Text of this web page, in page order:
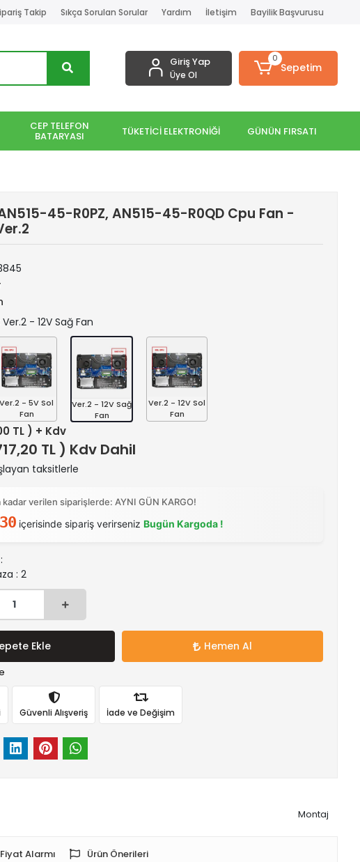
Takip Sıkça Sorulan Sorular Yardım İletişim Bayilik Başvurusu
Giriş Yap
Üye Ol
0
Sepetim
CEP TELEFON
BATARYASI TÜKETİCİ ELEKTRONİĞİ GÜNÜN FIRSATI
45-R0PZ, AN515-45-R0QD Cpu Fan -
- 12V Sağ Fan
Ver.2 - 5V Sol
Fan
Ver.2 - 12V Sağ
Fan
Ver.2 - 12V Sol
Fan
TL ) + Kdv
TL ) Kdv Dahil
taksitlerle
kadar verilen siparişlerde: AYNI GÜN KARGO!
içerisinde sipariş verirseniz Bugün Kargoda !
: 2
Ekle Hemen Al
Güvenli Alışveriş İade ve Değişim
Montaj
Fiyat Alarmı Ürün Önerileri